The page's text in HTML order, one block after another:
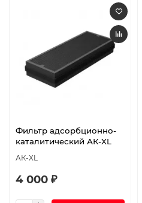
Фильтр адсорбционно-
каталитический АК-XL
АК-XL
4 000 ₽